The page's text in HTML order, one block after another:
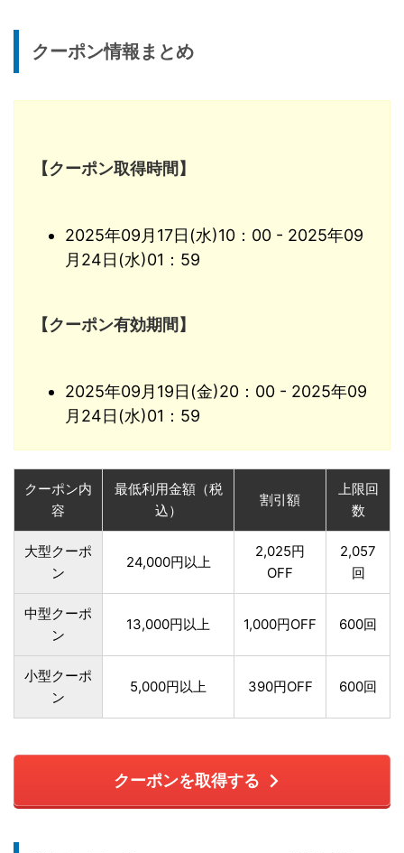
クーポン情報まとめ
【クーポン取得時間】
2025年09月17日(水)10：00 - 2025年09
月24日(水)01：59
【クーポン有効期間】
2025年09月19日(金)20：00 - 2025年09
月24日(水)01：59
クーポン内
容
最低利用金額（税
込）
割引額
上限回
数
大型クーポ
ン
24,000円以上
2,025円
OFF
2,057
回
中型クーポ
ン
13,000円以上 1,000円OFF 600回
小型クーポ
ン
5,000円以上 390円OFF 600回
クーポンを取得する